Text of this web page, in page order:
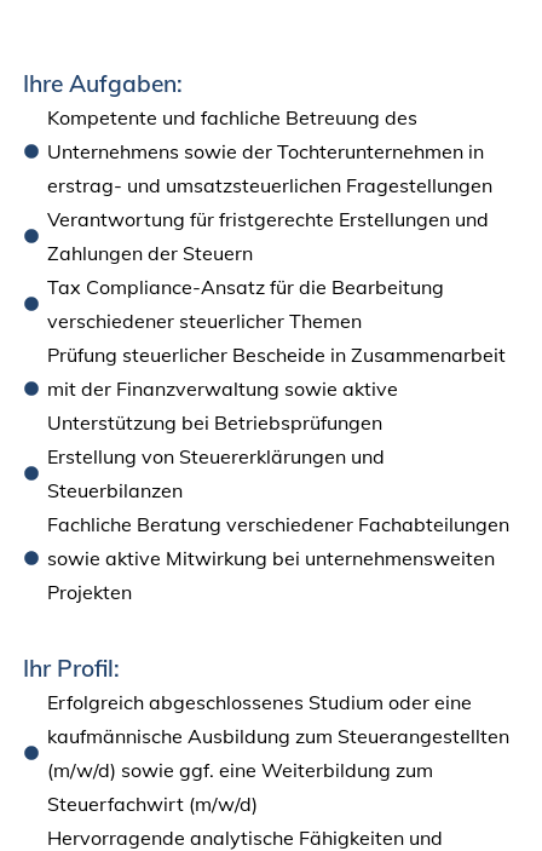
Ihre Aufgaben:
Kompetente und fachliche Betreuung des
Unternehmens sowie der Tochterunternehmen in
erstrag- und umsatzsteuerlichen Fragestellungen
Verantwortung für fristgerechte Erstellungen und
Zahlungen der Steuern
Tax Compliance-Ansatz für die Bearbeitung
verschiedener steuerlicher Themen
Prüfung steuerlicher Bescheide in Zusammenarbeit
mit der Finanzverwaltung sowie aktive
Unterstützung bei Betriebsprüfungen
Erstellung von Steuererklärungen und
Steuerbilanzen
Fachliche Beratung verschiedener Fachabteilungen
sowie aktive Mitwirkung bei unternehmensweiten
Projekten
Ihr Profil:
Erfolgreich abgeschlossenes Studium oder eine
kaufmännische Ausbildung zum Steuerangestellten
(m/w/d) sowie ggf. eine Weiterbildung zum
Steuerfachwirt (m/w/d)
Hervorragende analytische Fähigkeiten und